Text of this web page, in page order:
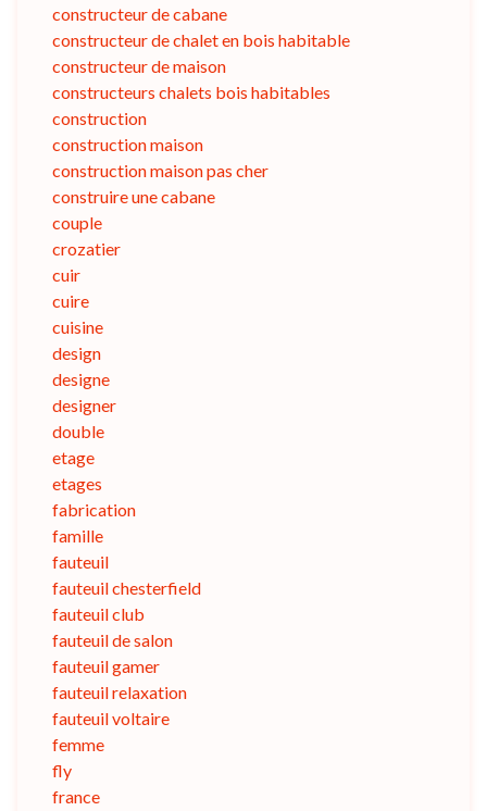
constructeur de cabane
constructeur de chalet en bois habitable
constructeur de maison
constructeurs chalets bois habitables
construction
construction maison
construction maison pas cher
construire une cabane
couple
crozatier
cuir
cuire
cuisine
design
designe
designer
double
etage
etages
fabrication
famille
fauteuil
fauteuil chesterfield
fauteuil club
fauteuil de salon
fauteuil gamer
fauteuil relaxation
fauteuil voltaire
femme
fly
france